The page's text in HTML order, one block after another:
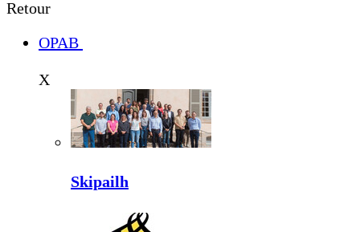
Retour
OPAB
X
Skipailh